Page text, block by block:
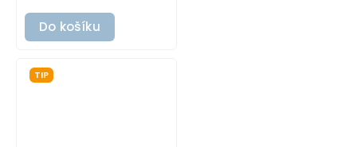
Do košíku
TIP